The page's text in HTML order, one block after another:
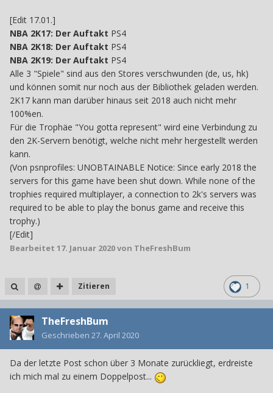
[Edit 17.01.]
NBA 2K17: Der Auftakt PS4
NBA 2K18: Der Auftakt PS4
NBA 2K19: Der Auftakt PS4
Alle 3 "Spiele" sind aus den Stores verschwunden (de, us, hk)
und können somit nur noch aus der Bibliothek geladen werden.
2K17 kann man darüber hinaus seit 2018 auch nicht mehr
100%en.
Für die Trophäe "You gotta represent" wird eine Verbindung zu
den 2K-Servern benötigt, welche nicht mehr hergestellt werden
kann.
(Von psnprofiles: UNOBTAINABLE Notice: Since early 2018 the
servers for this game have been shut down. While none of the
trophies required multiplayer, a connection to 2k's servers was
required to be able to play the bonus game and receive this
trophy.)
[/Edit]
Bearbeitet 17. Januar 2020von TheFreshBum
1
Zitieren
TheFreshBum
Geschrieben 27. April 2020
Da der letzte Post schon über 3 Monate zurückliegt, erdreiste
ich mich mal zu einem Doppelpost...